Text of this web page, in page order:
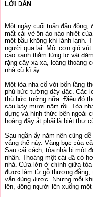
LỜI DẪN
Một ngày cuối tuần đầu đông,
mất cái vẻ ồn ào náo nhiệt
một bầu không khí lành lạnh.
người qua lại. Một cơn gió vút
cao xanh thẳm lửng lơ vài
rặng cây xa xa, loáng thoáng
nhà cũ kĩ ấy.
Một tòa nhà cổ với bốn tầng
phủ bức tường dày đặc. Các
thù bức tường nữa. Điều đó
sáu bảy mươi năm rồi. Tòa
dựng và hình thức bên ngoài
hoàng đây ắt phải là biệt thự
Sau ngần ấy năm nên cũng
vắng thế này. Vàng bạc của
Sau cái cách, tòa nhà bị một
nhân. Thoáng một cái đã có
nhà. Cửa lớn ở chính giữa
được làm từ gỗ thượng đẳng,
vẫn dùng được. Nhưng mỗi
lên, đông người lên xuống